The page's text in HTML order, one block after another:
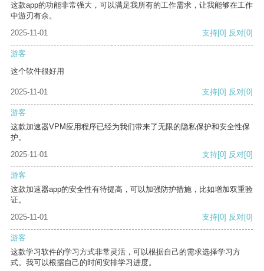
这款app的功能非常强大，可以满足我所有的工作需求，让我能够在工作
中游刃有余。
2025-11-01
支持[0] 反对[0]
游客
这个软件很好用
2025-11-01 支持[0] 反对[0]
游客
这款加速器VPM应用程序已经为我们带来了无限的隐私保护和安全性保
护。
2025-11-01
支持[0] 反对[0]
游客
这款加速器app的安全性有待提高，可以加强防护措施，比如增加双重验
证。
2025-11-01
支持[0] 反对[0]
游客
这款学习软件的学习方式非常灵活，可以根据自己的需求选择学习方
式。我可以根据自己的时间安排学习进度。